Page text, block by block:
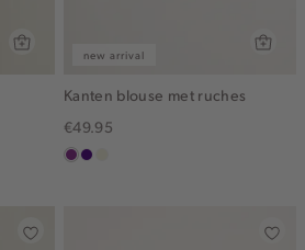
new arrival
Kanten blouse met ruches
€49.95
middenpaars
indigo